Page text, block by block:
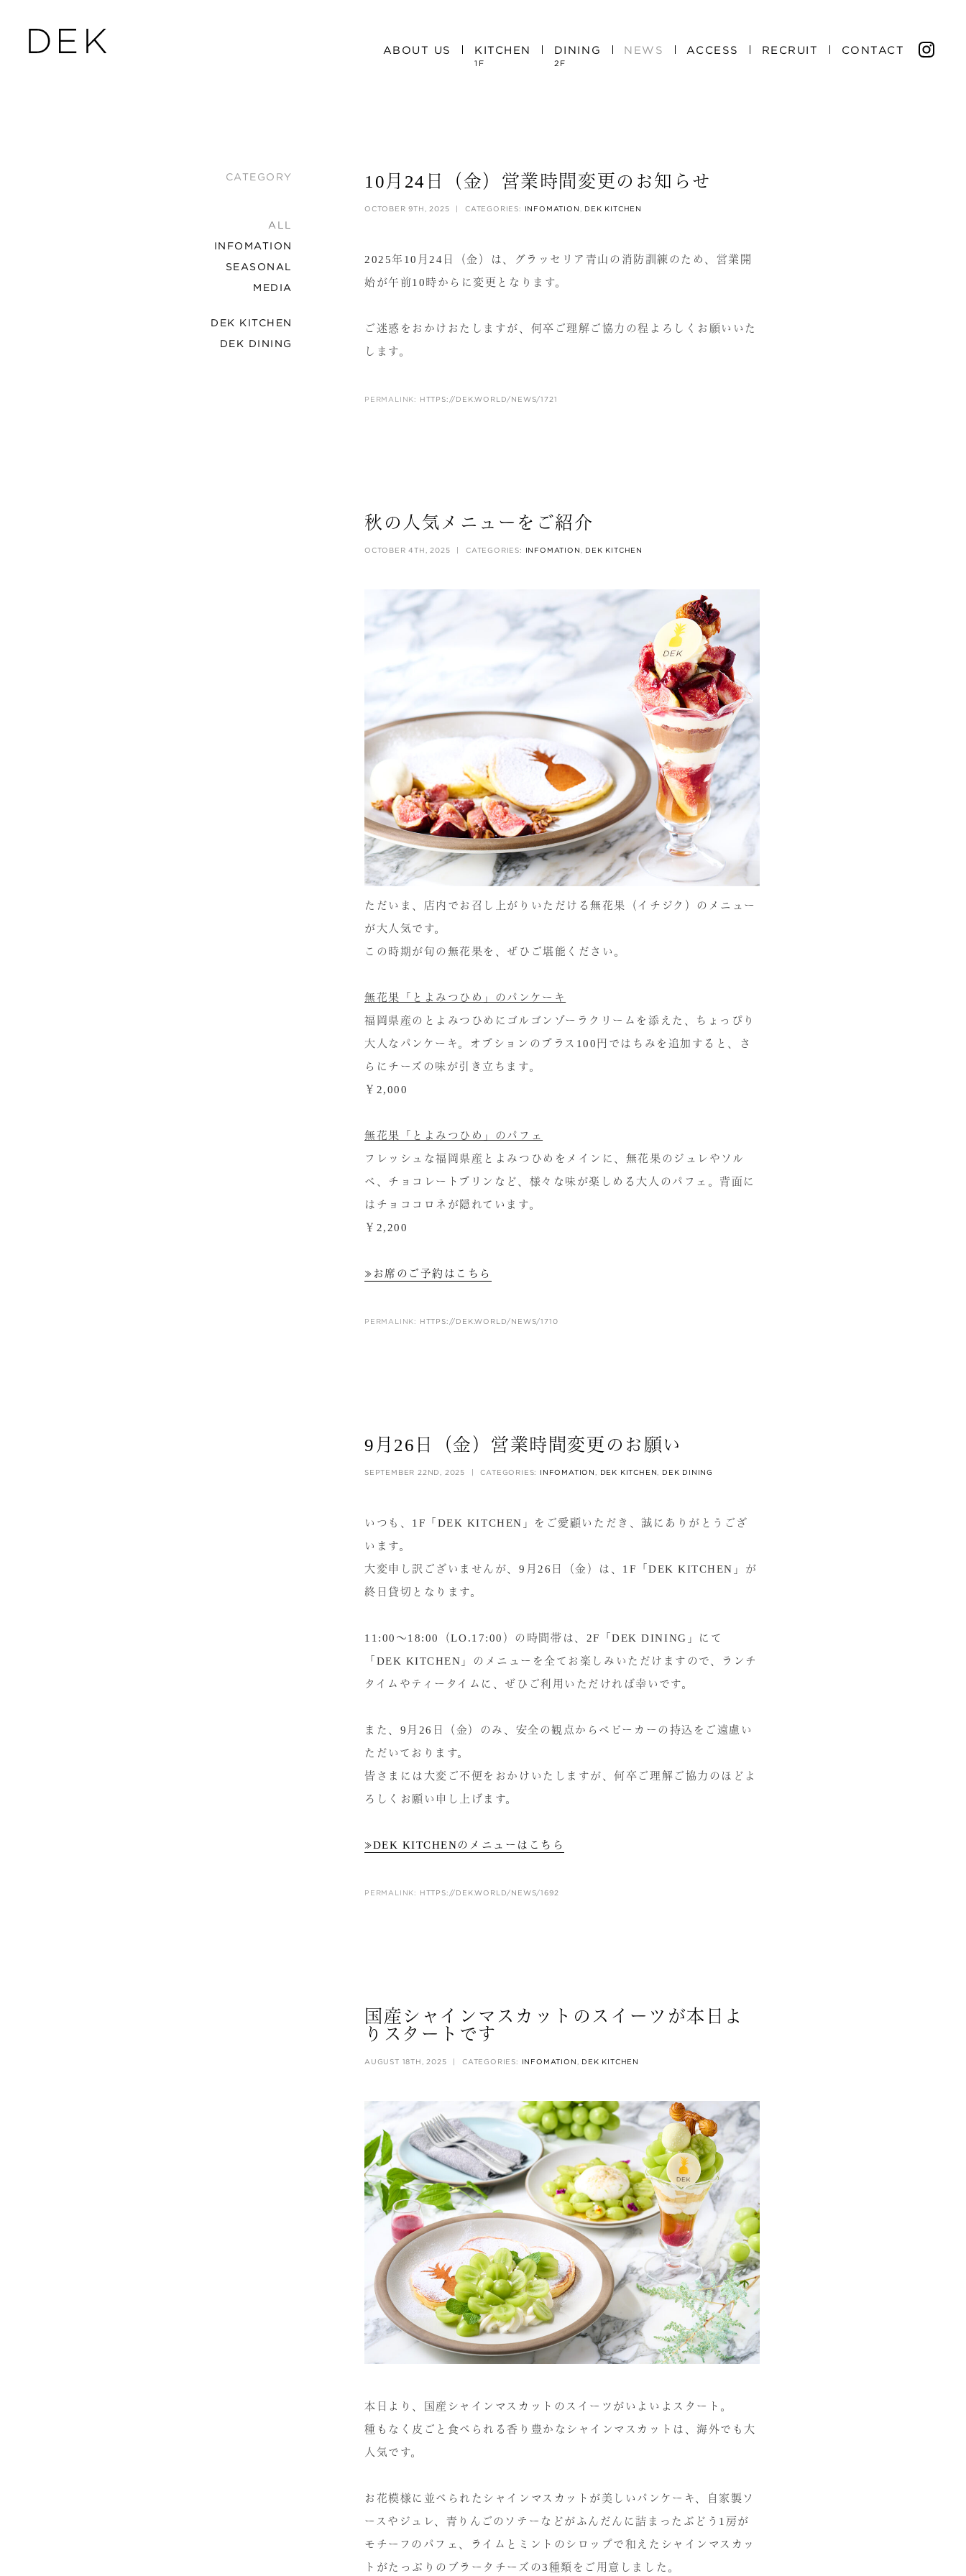
ABOUT US KITCHEN
1F
DINING
2F
NEWS ACCESS RECRUIT CONTACT
CATEGORY
ALL
INFOMATION
SEASONAL
MEDIA
DEK KITCHEN
DEK DINING
10月24日（金）営業時間変更のお知らせ
OCTOBER 9TH, 2025 | CATEGORIES: INFOMATION DEK KITCHEN
2025年10月24日（金）は、グラッセリア青山の消防訓練のため、営業開
始が午前10時からに変更となります。
ご迷惑をおかけおたしますが、何卒ご理解ご協力の程よろしくお願いいた
します。
PERMALINK: HTTPS://DEK.WORLD/NEWS/1721
秋の人気メニューをご紹介
OCTOBER 4TH, 2025 | CATEGORIES: INFOMATION DEK KITCHEN
ただいま、店内でお召し上がりいただける無花果（イチジク）のメニュー
が大人気です。
この時期が旬の無花果を、ぜひご堪能ください。
無花果「とよみつひめ」のパンケーキ
福岡県産のとよみつひめにゴルゴンゾーラクリームを添えた、ちょっぴり
大人なパンケーキ。オプションのプラス100円ではちみを追加すると、さ
らにチーズの味が引き立ちます。
￥2,000
無花果「とよみつひめ」のパフェ
フレッシュな福岡県産とよみつひめをメインに、無花果のジュレやソル
ベ、チョコレートプリンなど、様々な味が楽しめる大人のパフェ。背面に
はチョココロネが隠れています。
￥2,200
≫お席のご予約はこちら
PERMALINK: HTTPS://DEK.WORLD/NEWS/1710
9月26日（金）営業時間変更のお願い
SEPTEMBER 22ND, 2025 | CATEGORIES: INFOMATION DEK KITCHEN DEK DINING
いつも、1F「DEK KITCHEN」をご愛顧いただき、誠にありがとうござ
います。
大変申し訳ございませんが、9月26日（金）は、1F「DEK KITCHEN」が
終日貸切となります。
11:00〜18:00（LO.17:00）の時間帯は、2F「DEK DINING」にて
「DEK KITCHEN」のメニューを全てお楽しみいただけますので、ランチ
タイムやティータイムに、ぜひご利用いただければ幸いです。
また、9月26日（金）のみ、安全の観点からベビーカーの持込をご遠慮い
ただいております。
皆さまには大変ご不便をおかけいたしますが、何卒ご理解ご協力のほどよ
ろしくお願い申し上げます。
≫DEK KITCHENのメニューはこちら
PERMALINK: HTTPS://DEK.WORLD/NEWS/1692
国産シャインマスカットのスイーツが本日よ
りスタートです
AUGUST 18TH, 2025 | CATEGORIES: INFOMATION DEK KITCHEN
本日より、国産シャインマスカットのスイーツがいよいよスタート。
種もなく皮ごと食べられる香り豊かなシャインマスカットは、海外でも大
人気です。
お花模様に並べられたシャインマスカットが美しいパンケーキ、自家製ソ
ースやジュレ、青りんごのソテーなどがふんだんに詰まったぶどう1房が
モチーフのパフェ、ライムとミントのシロップで和えたシャインマスカッ
トがたっぷりのブラータチーズの3種類をご用意しました。